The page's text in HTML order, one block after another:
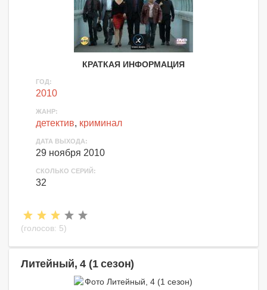
КРАТКАЯ ИНФОРМАЦИЯ
ГОД:
2010
ЖАНР:
детектив, криминал
ДАТА ВЫХОДА:
29 ноября 2010
СКОЛЬКО СЕРИЙ:
32
(голосов: 5)
Литейный, 4 (1 сезон)